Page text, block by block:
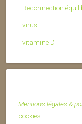
Reconnection
virus
vitamine D
Mentions légales &
cookies